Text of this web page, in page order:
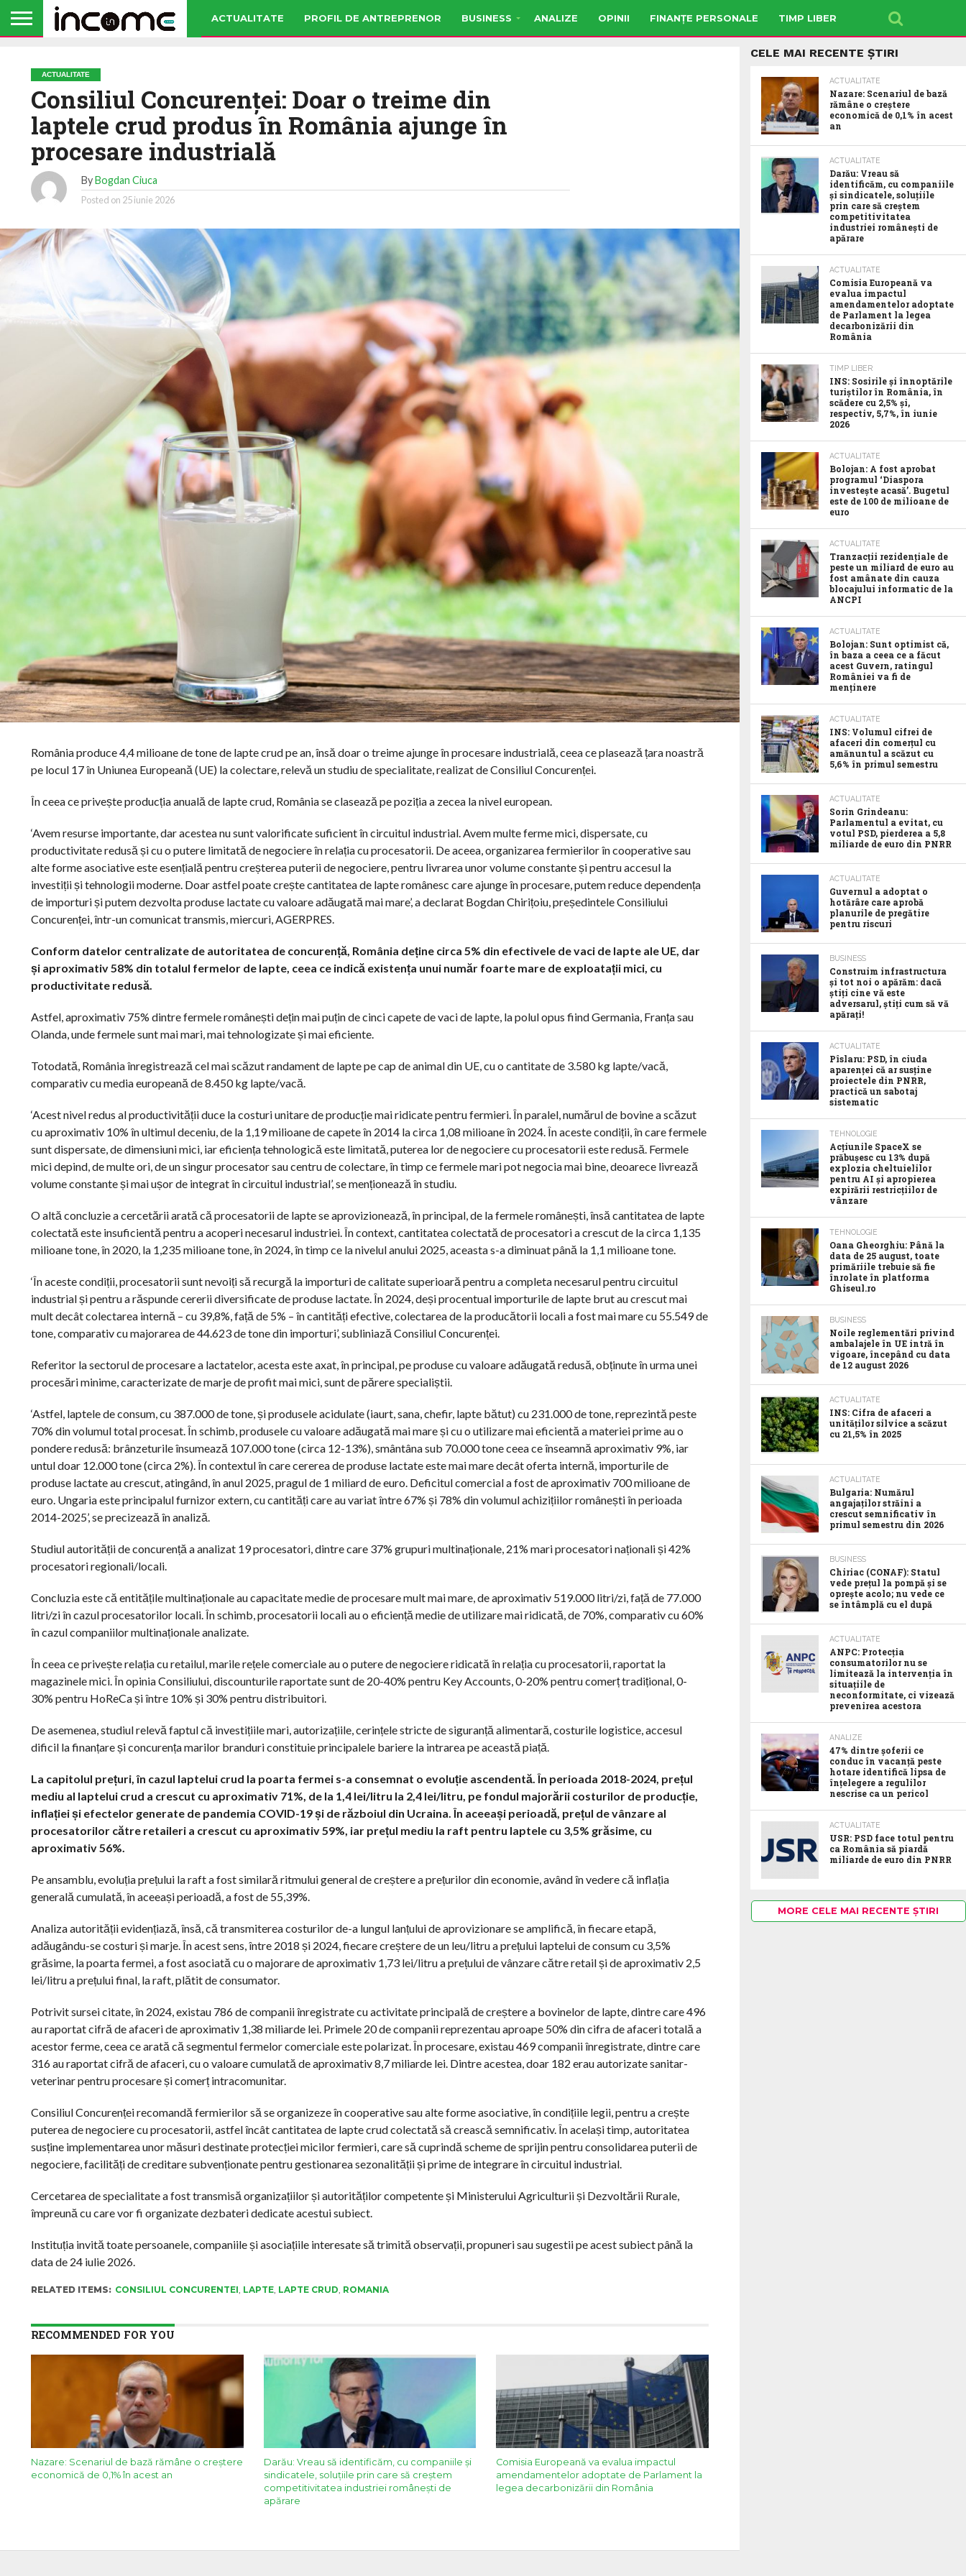
ACTUALITATE PROFIL DE ANTREPRENOR BUSINESS ANALIZE OPINII FINANȚE PERSONALE TIMP LIBER
ACTUALITATE
Consiliul Concurenței: Doar o treime din
laptele crud produs în România ajunge în
procesare industrială
ByBogdan Ciuca
Posted on 25 iunie 2026
România produce 4,4 milioane de tone de lapte crud pe an, însă doar o treime ajunge în procesare industrială, ceea ce plasează țara noastră
pe locul 17 în Uniunea Europeană (UE) la colectare, relevă un studiu de specialitate, realizat de Consiliul Concurenței.
În ceea ce privește producția anuală de lapte crud, România se clasează pe poziția a zecea la nivel european.
‘Avem resurse importante, dar acestea nu sunt valorificate suficient în circuitul industrial. Avem multe ferme mici, dispersate, cu
productivitate redusă și cu o putere limitată de negociere în relația cu procesatorii. De aceea, organizarea fermierilor în cooperative sau
alte forme asociative este esențială pentru creșterea puterii de negociere, pentru livrarea unor volume constante și pentru accesul la
investiții și tehnologii moderne. Doar astfel poate crește cantitatea de lapte românesc care ajunge în procesare, putem reduce dependența
de importuri și putem dezvolta produse lactate cu valoare adăugată mai mare’, a declarat Bogdan Chirițoiu, președintele Consiliului
Concurenței, într-un comunicat transmis, miercuri, AGERPRES.
Conform datelor centralizate de autoritatea de concurență, România deține circa 5% din efectivele de vaci de lapte ale UE, dar
și aproximativ 58% din totalul fermelor de lapte, ceea ce indică existența unui număr foarte mare de exploatații mici, cu
productivitate redusă.
Astfel, aproximativ 75% dintre fermele românești dețin mai puțin de cinci capete de vaci de lapte, la polul opus fiind Germania, Franța sau
Olanda, unde fermele sunt mai mari, mai tehnologizate și mai eficiente.
Totodată, România înregistrează cel mai scăzut randament de lapte pe cap de animal din UE, cu o cantitate de 3.580 kg lapte/vacă,
comparativ cu media europeană de 8.450 kg lapte/vacă.
‘Acest nivel redus al productivității duce la costuri unitare de producție mai ridicate pentru fermieri. În paralel, numărul de bovine a scăzut
cu aproximativ 10% în ultimul deceniu, de la 1,19 milioane de capete în 2014 la circa 1,08 milioane în 2024. În aceste condiții, în care fermele
sunt dispersate, de dimensiuni mici, iar eficiența tehnologică este limitată, puterea lor de negociere cu procesatorii este redusă. Fermele
mici depind, de multe ori, de un singur procesator sau centru de colectare, în timp ce fermele mari pot negocia mai bine, deoarece livrează
volume constante și mai ușor de integrat în circuitul industrial’, se menționează în studiu.
O altă concluzie a cercetării arată că procesatorii de lapte se aprovizionează, în principal, de la fermele românești, însă cantitatea de lapte
colectată este insuficientă pentru a acoperi necesarul industriei. În context, cantitatea colectată de procesatori a crescut de la circa 1,135
milioane tone, în 2020, la 1,235 milioane tone, în 2024, în timp ce la nivelul anului 2025, aceasta s-a diminuat până la 1,1 milioane tone.
‘În aceste condiții, procesatorii sunt nevoiți să recurgă la importuri de calitate superioară pentru a completa necesarul pentru circuitul
industrial și pentru a răspunde cererii diversificate de produse lactate. În 2024, deși procentual importurile de lapte brut au crescut mai
mult decât colectarea internă – cu 39,8%, față de 5% – în cantități efective, colectarea de la producătorii locali a fost mai mare cu 55.549 de
tone, comparativ cu majorarea de 44.623 de tone din importuri’, subliniază Consiliul Concurenței.
Referitor la sectorul de procesare a lactatelor, acesta este axat, în principal, pe produse cu valoare adăugată redusă, obținute în urma unei
procesări minime, caracterizate de marje de profit mai mici, sunt de părere specialiștii.
‘Astfel, laptele de consum, cu 387.000 de tone, și produsele acidulate (iaurt, sana, chefir, lapte bătut) cu 231.000 de tone, reprezintă peste
70% din volumul total procesat. În schimb, produsele cu valoare adăugată mai mare și cu o utilizare mai eficientă a materiei prime au o
pondere redusă: brânzeturile însumează 107.000 tone (circa 12-13%), smântâna sub 70.000 tone ceea ce înseamnă aproximativ 9%, iar
untul doar 12.000 tone (circa 2%). În contextul în care cererea de produse lactate este mai mare decât oferta internă, importurile de
produse lactate au crescut, atingând, în anul 2025, pragul de 1 miliard de euro. Deficitul comercial a fost de aproximativ 700 milioane de
euro. Ungaria este principalul furnizor extern, cu cantități care au variat între 67% și 78% din volumul achizițiilor românești în perioada
2014-2025’, se precizează în analiză.
Studiul autorității de concurență a analizat 19 procesatori, dintre care 37% grupuri multinaționale, 21% mari procesatori naționali și 42%
procesatori regionali/locali.
Concluzia este că entitățile multinaționale au capacitate medie de procesare mult mai mare, de aproximativ 519.000 litri/zi, față de 77.000
litri/zi în cazul procesatorilor locali. În schimb, procesatorii locali au o eficiență medie de utilizare mai ridicată, de 70%, comparativ cu 60%
în cazul companiilor multinaționale analizate.
În ceea ce privește relația cu retailul, marile rețele comerciale au o putere de negociere ridicată în relația cu procesatorii, raportat la
magazinele mici. În opinia Consiliului, discounturile raportate sunt de 20-40% pentru Key Accounts, 0-20% pentru comerț tradițional, 0-
30% pentru HoReCa și între 10% și 30% pentru distribuitori.
De asemenea, studiul relevă faptul că investițiile mari, autorizațiile, cerințele stricte de siguranță alimentară, costurile logistice, accesul
dificil la finanțare și concurența marilor branduri constituie principalele bariere la intrarea pe această piață.
La capitolul prețuri, în cazul laptelui crud la poarta fermei s-a consemnat o evoluție ascendentă. În perioada 2018-2024, prețul
mediu al laptelui crud a crescut cu aproximativ 71%, de la 1,4 lei/litru la 2,4 lei/litru, pe fondul majorării costurilor de producție,
inflației și efectelor generate de pandemia COVID-19 și de războiul din Ucraina. În aceeași perioadă, prețul de vânzare al
procesatorilor către retaileri a crescut cu aproximativ 59%, iar prețul mediu la raft pentru laptele cu 3,5% grăsime, cu
aproximativ 56%.
Pe ansamblu, evoluția prețului la raft a fost similară ritmului general de creștere a prețurilor din economie, având în vedere că inflația
generală cumulată, în aceeași perioadă, a fost de 55,39%.
Analiza autorității evidențiază, însă, că transmiterea costurilor de-a lungul lanțului de aprovizionare se amplifică, în fiecare etapă,
adăugându-se costuri și marje. În acest sens, între 2018 și 2024, fiecare creștere de un leu/litru a prețului laptelui de consum cu 3,5%
grăsime, la poarta fermei, a fost asociată cu o majorare de aproximativ 1,73 lei/litru a prețului de vânzare către retail și de aproximativ 2,5
lei/litru a prețului final, la raft, plătit de consumator.
Potrivit sursei citate, în 2024, existau 786 de companii înregistrate cu activitate principală de creștere a bovinelor de lapte, dintre care 496
au raportat cifră de afaceri de aproximativ 1,38 miliarde lei. Primele 20 de companii reprezentau aproape 50% din cifra de afaceri totală a
acestor ferme, ceea ce arată că segmentul fermelor comerciale este polarizat. În procesare, existau 469 companii înregistrate, dintre care
316 au raportat cifră de afaceri, cu o valoare cumulată de aproximativ 8,7 miliarde lei. Dintre acestea, doar 182 erau autorizate sanitar-
veterinar pentru procesare și comerț intracomunitar.
Consiliul Concurenței recomandă fermierilor să se organizeze în cooperative sau alte forme asociative, în condițiile legii, pentru a crește
puterea de negociere cu procesatorii, astfel încât cantitatea de lapte crud colectată să crească semnificativ. În același timp, autoritatea
susține implementarea unor măsuri destinate protecției micilor fermieri, care să cuprindă scheme de sprijin pentru consolidarea puterii de
negociere, facilități de creditare subvenționate pentru gestionarea sezonalității și prime de integrare în circuitul industrial.
Cercetarea de specialitate a fost transmisă organizațiilor și autorităților competente și Ministerului Agriculturii și Dezvoltării Rurale,
împreună cu care vor fi organizate dezbateri dedicate acestui subiect.
Instituția invită toate persoanele, companiile și asociațiile interesate să trimită observații, propuneri sau sugestii pe acest subiect până la
data de 24 iulie 2026.
RELATED ITEMS: CONSILIUL CONCURENTEI, LAPTE, LAPTE CRUD, ROMANIA
RECOMMENDED FOR YOU
Nazare: Scenariul de bază rămâne o creștere
economică de 0,1% în acest an
Darău: Vreau să identificăm, cu companiile și
sindicatele, soluțiile prin care să creștem
competitivitatea industriei românești de
apărare
Comisia Europeană va evalua impactul
amendamentelor adoptate de Parlament la
legea decarbonizării din România
CELE MAI RECENTE ȘTIRI
ACTUALITATE
Nazare: Scenariul de bază
rămâne o creștere
economică de 0,1% în acest
an
ACTUALITATE
Darău: Vreau să
identificăm, cu companiile
și sindicatele, soluțiile
prin care să creștem
competitivitatea
industriei românești de
apărare
ACTUALITATE
Comisia Europeană va
evalua impactul
amendamentelor adoptate
de Parlament la legea
decarbonizării din
România
TIMP LIBER
INS: Sosirile și înnoptările
turiștilor în România, în
scădere cu 2,5% și,
respectiv, 5,7%, în iunie
2026
ACTUALITATE
Bolojan: A fost aprobat
programul ‘Diaspora
investește acasă’. Bugetul
este de 100 de milioane de
euro
ACTUALITATE
Tranzacții rezidențiale de
peste un miliard de euro au
fost amânate din cauza
blocajului informatic de la
ANCPI
ACTUALITATE
Bolojan: Sunt optimist că,
în baza a ceea ce a făcut
acest Guvern, ratingul
României va fi de
menținere
ACTUALITATE
INS: Volumul cifrei de
afaceri din comerțul cu
amănuntul a scăzut cu
5,6% în primul semestru
ACTUALITATE
Sorin Grindeanu:
Parlamentul a evitat, cu
votul PSD, pierderea a 5,8
miliarde de euro din PNRR
ACTUALITATE
Guvernul a adoptat o
hotărâre care aprobă
planurile de pregătire
pentru riscuri
BUSINESS
Construim infrastructura
și tot noi o apărăm: dacă
știți cine vă este
adversarul, știți cum să vă
apărați!
ACTUALITATE
Pîslaru: PSD, în ciuda
aparenței că ar susține
proiectele din PNRR,
practică un sabotaj
sistematic
TEHNOLOGIE
Acţiunile SpaceX se
prăbuşesc cu 13% după
explozia cheltuielilor
pentru AI şi apropierea
expirării restricţiilor de
vânzare
TEHNOLOGIE
Oana Gheorghiu: Până la
data de 25 august, toate
primăriile trebuie să fie
înrolate în platforma
Ghiseul.ro
BUSINESS
Noile reglementări privind
ambalajele în UE intră în
vigoare, începând cu data
de 12 august 2026
ACTUALITATE
INS: Cifra de afaceri a
unităților silvice a scăzut
cu 21,5% în 2025
ACTUALITATE
Bulgaria: Numărul
angajaților străini a
crescut semnificativ în
primul semestru din 2026
BUSINESS
Chiriac (CONAF): Statul
vede prețul la pompă și se
oprește acolo; nu vede ce
se întâmplă cu el după
ACTUALITATE
ANPC: Protecția
consumatorilor nu se
limitează la intervenția în
situațiile de
neconformitate, ci vizează
prevenirea acestora
ANALIZE
47% dintre șoferii ce
conduc în vacanță peste
hotare identifică lipsa de
înțelegere a regulilor
nescrise ca un pericol
ACTUALITATE
USR: PSD face totul pentru
ca România să piardă
miliarde de euro din PNRR
MORE CELE MAI RECENTE ȘTIRI